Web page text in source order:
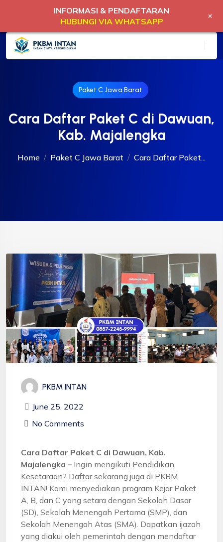
Paket C Jawa Barat
Cara Daftar Paket C di Dawuan,
Kab. Majalengka
Home Paket C Jawa Barat Cara Daftar Paket...
PKBM INTAN
June 25, 2022
No Comments
Cara Daftar Paket C di Dawuan, Kab.
Majalengka – Ingin mengikuti Pendidikan
Kesetaraan? Daftar sekarang juga di PKBM
INTAN! Kami menyediakan program Kejar Paket
A, B, dan C yang setara dengan Sekolah Dasar
(SD), Sekolah Menengah Pertama (SMP), dan
Sekolah Menengah Atas (SMA). Dapatkan ijazah
yang diakui oleh pemerintah dengan mendaftar
INFORMASI & PENDAFTARAN
HUBUNGI VIA WHATSAPP
+